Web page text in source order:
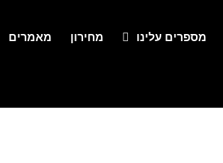
מספרים עלינו מחירון מאמרים